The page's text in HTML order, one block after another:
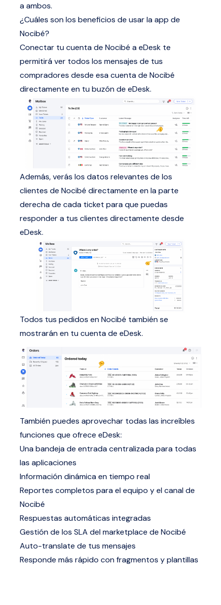
a ambos.
¿Cuáles son los beneficios de usar la app de
Nocibé?
Conectar tu cuenta de Nocibé a eDesk te
permitirá ver todos los mensajes de tus
compradores desde esa cuenta de Nocibé
directamente en tu buzón de eDesk.
Además, verás los datos relevantes de los
clientes de Nocibé directamente en la parte
derecha de cada ticket para que puedas
responder a tus clientes directamente desde
eDesk.
Todos tus pedidos en Nocibé también se
mostrarán en tu cuenta de eDesk.
También puedes aprovechar todas las increíbles
funciones que ofrece eDesk:
Una bandeja de entrada centralizada para todas
las aplicaciones
Información dinámica en tiempo real
Reportes completos para el equipo y el canal de
Nocibé
Respuestas automáticas integradas
Gestión de los SLA del marketplace de Nocibé
Auto-translate de tus mensajes
Responde más rápido con fragmentos y plantillas